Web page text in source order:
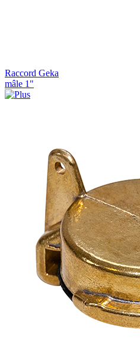
Raccord Geka
mâle 1"